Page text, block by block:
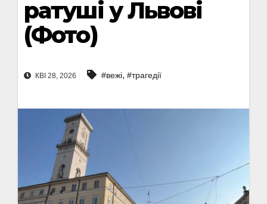
ратуші у Львові
(Фото)
КВІ 28, 2026 #вежі, #трагедії